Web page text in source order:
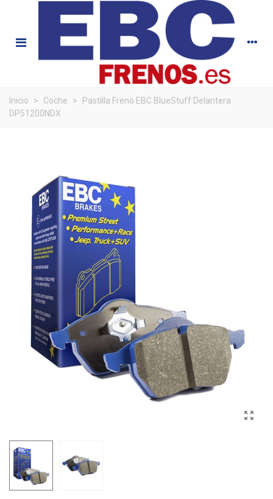
Inicio > Coche >
Pastilla Freno EBC BlueStuff Delantera
DP51200NDX